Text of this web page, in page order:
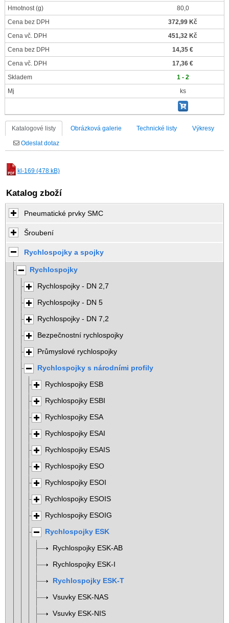
Hmotnost(g)
80,0
Cena bez DPH
372,99 Kč
Cena vč. DPH
451,32 Kč
Cena bez DPH
14,35 €
Cena vč. DPH
17,36 €
Skladem
1 - 2
Mj
ks
Katalogové listy Obrázková galerie Technické listy Výkresy
Odeslat dotaz
kl-169 (478 kB)
Katalog zboží
Pneumatické prvky SMC
Šroubení
Rychlospojky a spojky
Rychlospojky
Rychlospojky - DN 2,7
Rychlospojky - DN 5
Rychlospojky - DN 7,2
Bezpečnostní rychlospojky
Průmyslové rychlospojky
Rychlospojky s národními profily
Rychlospojky ESB
Rychlospojky ESBI
Rychlospojky ESA
Rychlospojky ESAI
Rychlospojky ESAIS
Rychlospojky ESO
Rychlospojky ESOI
Rychlospojky ESOIS
Rychlospojky ESOIG
Rychlospojky ESK
Rychlospojky ESK-AB
Rychlospojky ESK-I
Rychlospojky ESK-T
Vsuvky ESK-NAS
Vsuvky ESK-NIS